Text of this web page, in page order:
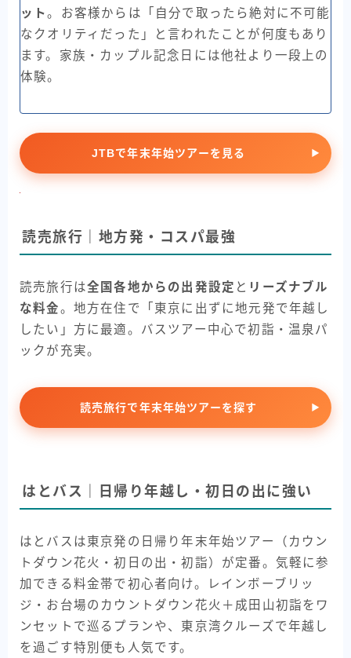
ット。お客様からは「自分で取ったら絶対に不可能
なクオリティだった」と言われたことが何度もあり
ます。家族・カップル記念日には他社より一段上の
体験。
JTBで年末年始ツアーを見る
読売旅行｜地方発・コスパ最強
読売旅行は全国各地からの出発設定 と リーズナブル
な料金。地方在住で「東京に出ずに地元発で年越し
したい」方に最適。バスツアー中心で初詣・温泉パ
ックが充実。
読売旅行で年末年始ツアーを探す
はとバス｜日帰り年越し・初日の出に強い
はとバスは東京発の日帰り年末年始ツアー（カウン
トダウン花火・初日の出・初詣）が定番。気軽に参
加できる料金帯で初心者向け。レインボーブリッ
ジ・お台場のカウントダウン花火＋成田山初詣をワ
ンセットで巡るプランや、東京湾クルーズで年越し
を過ごす特別便も人気です。